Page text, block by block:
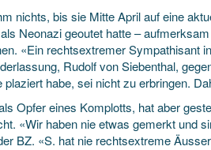
nichts, bis sie Mitte April auf eine
Neonazi geoutet hatte –
«Ein rechtsextremer Sympathisant
Rudolf von Siebenthal,
habe, sei nicht zu erbringen.
Opfer eines Komplotts, hat aber
«Wir haben nie etwas gemerkt und
BZ. «S. hat nie rechtsextreme